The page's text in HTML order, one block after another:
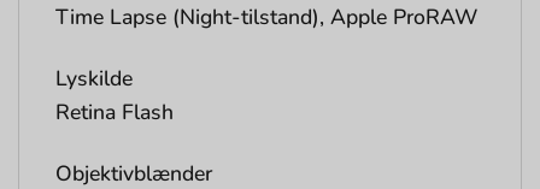
Time Lapse (Night-tilstand), Apple ProRAW
Lyskilde
Retina Flash
Objektivblænder